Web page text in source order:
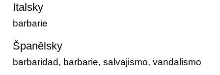
Italsky
barbarie
Španělsky
barbaridad, barbarie, salvajismo, vandalismo